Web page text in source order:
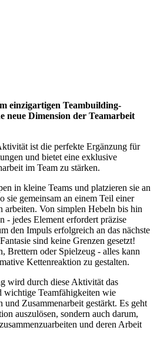
einzigartigen Teambuilding-
neue Dimension der Teamarbeit
ist die perfekte Ergänzung für
und bietet eine exklusive
im Team zu stärken.
in kleine Teams und platzieren sie an
sie gemeinsam an einem Teil einer
arbeiten. Von simplen Hebeln bis hin
- jedes Element erfordert präzise
den Impuls erfolgreich an das nächste
sind keine Grenzen gesetzt!
Brettern oder Spielzeug - alles kann
Kettenreaktion zu gestalten.
wird durch diese Aktivität das
wichtige Teamfähigkeiten wie
Zusammenarbeit gestärkt. Es geht
auszulösen, sondern auch darum,
und deren Arbeit